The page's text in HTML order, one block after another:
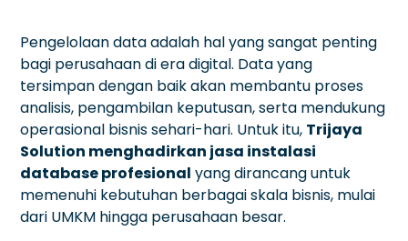
Pengelolaan data adalah hal yang sangat penting
bagi perusahaan di era digital. Data yang
tersimpan dengan baik akan membantu proses
analisis, pengambilan keputusan, serta mendukung
operasional bisnis sehari-hari. Untuk itu, Trijaya
Solution menghadirkan jasa instalasi
database profesional yang dirancang untuk
memenuhi kebutuhan berbagai skala bisnis, mulai
dari UMKM hingga perusahaan besar.